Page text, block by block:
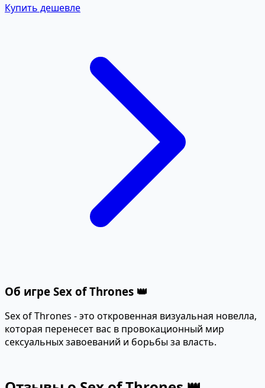
Купить дешевле
Об игре Sex of Thrones 👑
Sex of Thrones - это откровенная визуальная новелла,
которая перенесет вас в провокационный мир
сексуальных завоеваний и борьбы за власть.